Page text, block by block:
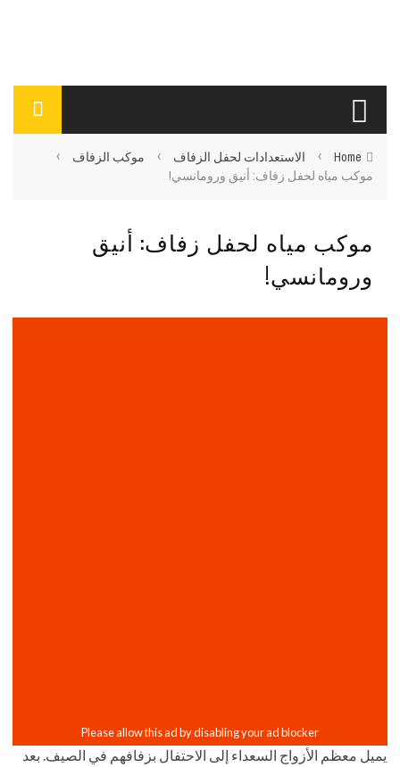
Home
› الاستعدادات لحفل الزفاف › موكب الزفاف ›
موكب مياه لحفل زفاف: أنيق ورومانسي!
موكب مياه لحفل زفاف: أنيق
ورومانسي!
يميل معظم الأزواج السعداء إلى الاحتفال بزفافهم في الصيف. بعد